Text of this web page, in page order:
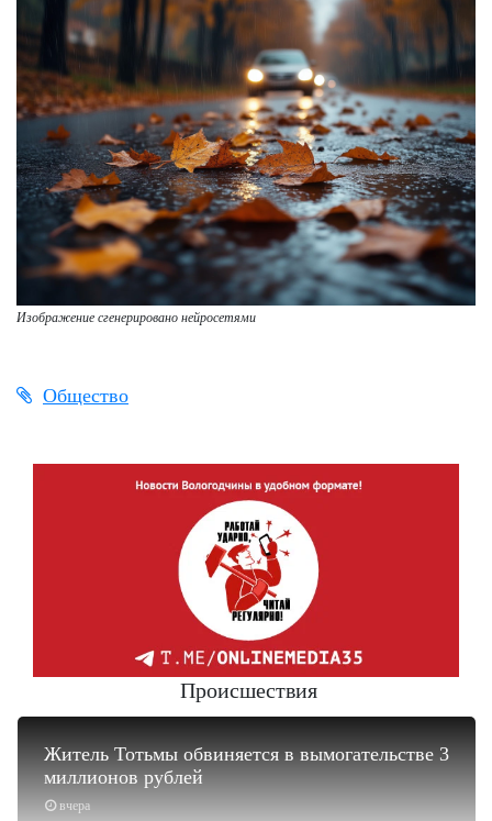
Изображение сгенерировано нейросетями
Общество
Происшествия
вчера
Житель Тотьмы обвиняется в вымогательстве 3
миллионов рублей